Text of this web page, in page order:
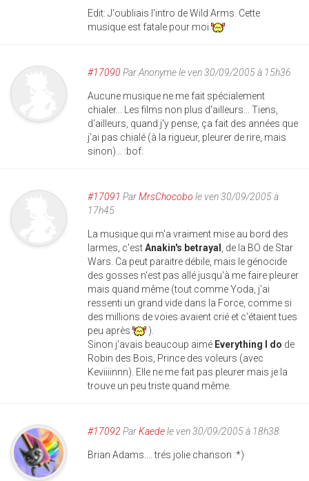
Edit: J'oubliais l'intro de Wild Arms. Cette
musique est fatale pour moi
#17090 ParAnonymele ven 30/09/2005 à 15h36
Aucune musique ne me fait spécialement
chialer... Les films non plus d'ailleurs... Tiens,
d'ailleurs, quand j'y pense, ça fait des années que
j'ai pas chialé (à la rigueur, pleurer de rire, mais
sinon)... :bof:
#17091 ParMrsChocobo le ven 30/09/2005 à
17h45
La musique qui m'a vraiment mise au bord des
larmes, c'estAnakin's betrayal
, de la BO de Star
Wars. Ca peut paraitre débile, mais le génocide
des gosses n'est pas allé jusqu'à me faire pleurer
mais quand même (tout comme Yoda, j'ai
ressenti un grand vide dans la Force, comme si
des millions de voies avaient crié et c'étaient tues
peu après
).
Sinon j'avais beaucoup aimé Everything I do de
Robin des Bois, Prince des voleurs (avec
Keviiiinnn). Elle ne me fait pas pleurer mais je la
trouve un peu triste quand même.
#17092 ParKaedele ven 30/09/2005 à 18h38
Brian Adams.... trés jolie chanson :*)